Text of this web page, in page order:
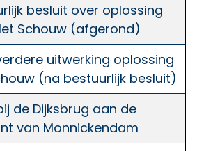
besluit over oplossing
Schouw (afgerond)
uitwerking oplossing
(na bestuurlijk besluit)
de Dijksbrug aan de
van Monnickendam